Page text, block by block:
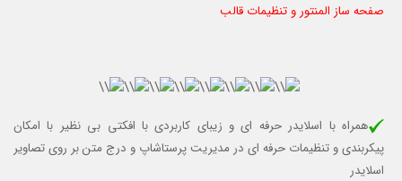
صفحه ساز المنتور و تنظیمات قالب
همراه با اسلایدر حرفه ای و زیبای کاربردی با افکتی بی نظیر با امکان
پیکربندی و تنظیمات حرفه ای در مدیریت پرستاشاپ و درج متن بر روی تصاویر
اسلایدر